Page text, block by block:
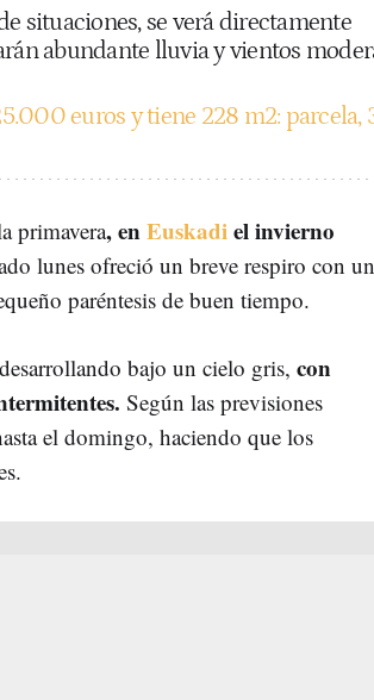
situaciones, se verá directamente
abundante lluvia y vientos
euros y tiene 228 m2: parcela,
primavera, enEuskadiel invierno
lunes ofreció un breve respiro con un
paréntesis de buen tiempo.
bajo un cielo gris, con
Según las previsiones
el domingo, haciendo que los